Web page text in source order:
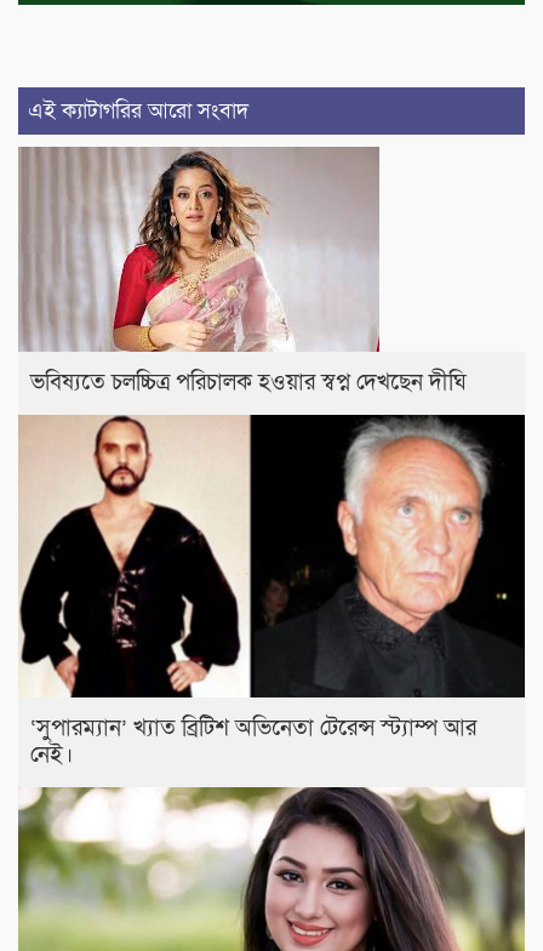
এই ক্যাটাগরির আরো সংবাদ
ভবিষ্যতে চলচ্চিত্র পরিচালক হওয়ার স্বপ্ন দেখছেন দীঘি
‘সুপারম্যান’ খ্যাত ব্রিটিশ অভিনেতা টেরেন্স স্ট্যাম্প আর
নেই।